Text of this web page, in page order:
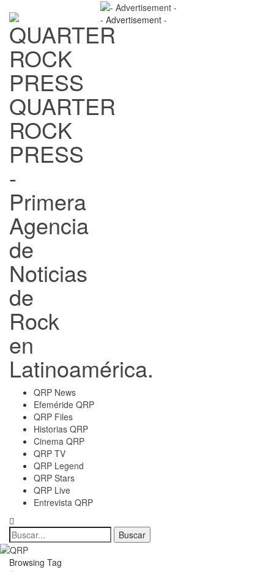
QUARTER
ROCK
PRESS
-
Primera
Agencia
de
Noticias
de
Rock
en
Latinoamérica.
- Advertisement -
QRP News
Efeméride QRP
QRP Files
Historias QRP
Cinema QRP
QRP TV
QRP Legend
QRP Stars
QRP Live
Entrevista QRP
Browsing Tag